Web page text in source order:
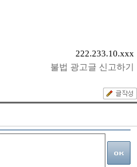
222.233.10.xxx
불법 광고글 신고하기